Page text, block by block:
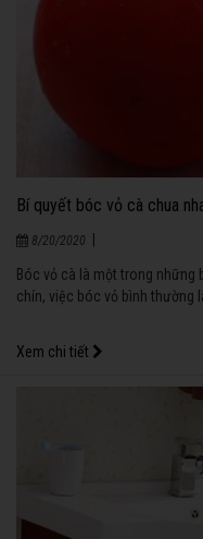
Bí quyết bóc vỏ cà chua
8/20/2020
Bóc vỏ cà là một trong những
chín, việc bóc vỏ bình thường
Xem chi tiết